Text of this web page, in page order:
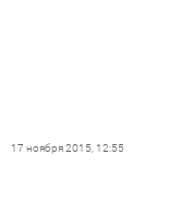
17 ноября 2015, 12:55